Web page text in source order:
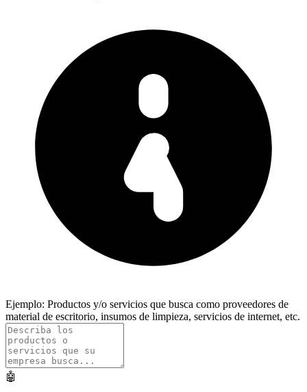
Ejemplo: Productos y/o servicios que busca como proveedores de
material de escritorio, insumos de limpieza, servicios de internet, etc.
🤖